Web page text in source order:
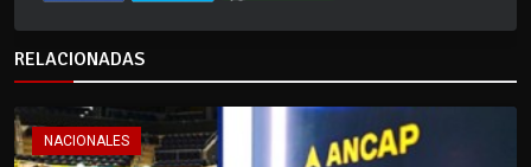
RELACIONADAS
NACIONALES